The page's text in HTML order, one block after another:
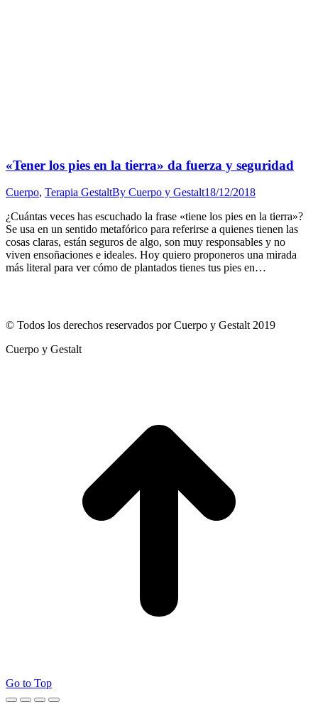
«Tener los pies en la tierra» da fuerza y seguridad
Cuerpo, Terapia GestaltBy Cuerpo y Gestalt18/12/2018
¿Cuántas veces has escuchado la frase «tiene los pies en la tierra»?
Se usa en un sentido metafórico para referirse a quienes tienen las
cosas claras, están seguros de algo, son muy responsables y no
viven ensoñaciones e ideales. Hoy quiero proponeros una mirada
más literal para ver cómo de plantados tienes tus pies en…
© Todos los derechos reservados por Cuerpo y Gestalt 2019
Cuerpo y Gestalt
Go to Top